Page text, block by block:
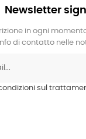
Newsletter
in ogni
di contatto nelle
sul